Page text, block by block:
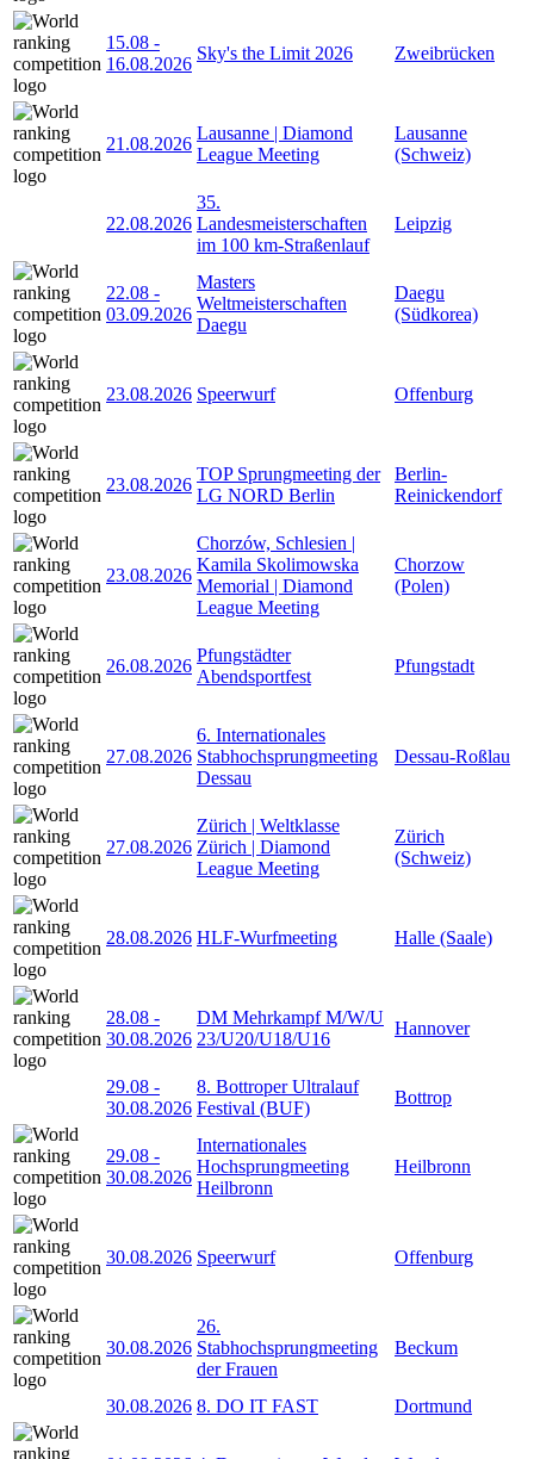
15.08 -
16.08.2026
Sky's the Limit 2026 Zweibrücken
21.08.2026
Lausanne | Diamond
League Meeting
Lausanne
(Schweiz)
22.08.2026
35.
Landesmeisterschaften
im 100 km-Straßenlauf
Leipzig
22.08 -
03.09.2026
Masters
Weltmeisterschaften
Daegu
Daegu
(Südkorea)
23.08.2026 Speerwurf Offenburg
23.08.2026
TOP Sprungmeeting der
LG NORD Berlin
Berlin-
Reinickendorf
23.08.2026
Chorzów, Schlesien |
Kamila Skolimowska
Memorial | Diamond
League Meeting
Chorzow
(Polen)
26.08.2026
Pfungstädter
Abendsportfest
Pfungstadt
27.08.2026
6. Internationales
Stabhochsprungmeeting
Dessau
Dessau-Roßlau
27.08.2026
Zürich | Weltklasse
Zürich | Diamond
League Meeting
Zürich
(Schweiz)
28.08.2026 HLF-Wurfmeeting Halle (Saale)
28.08 -
30.08.2026
DM Mehrkampf M/W/U
23/U20/U18/U16
Hannover
29.08 -
30.08.2026
8. Bottroper Ultralauf
Festival (BUF)
Bottrop
29.08 -
30.08.2026
Internationales
Hochsprungmeeting
Heilbronn
Heilbronn
30.08.2026 Speerwurf Offenburg
30.08.2026
26.
Stabhochsprungmeeting
der Frauen
Beckum
30.08.2026 8. DO IT FAST Dortmund